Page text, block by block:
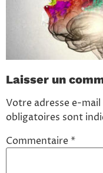
Laisser un
Votre adresse e-mail
obligatoires sont
Commentaire*